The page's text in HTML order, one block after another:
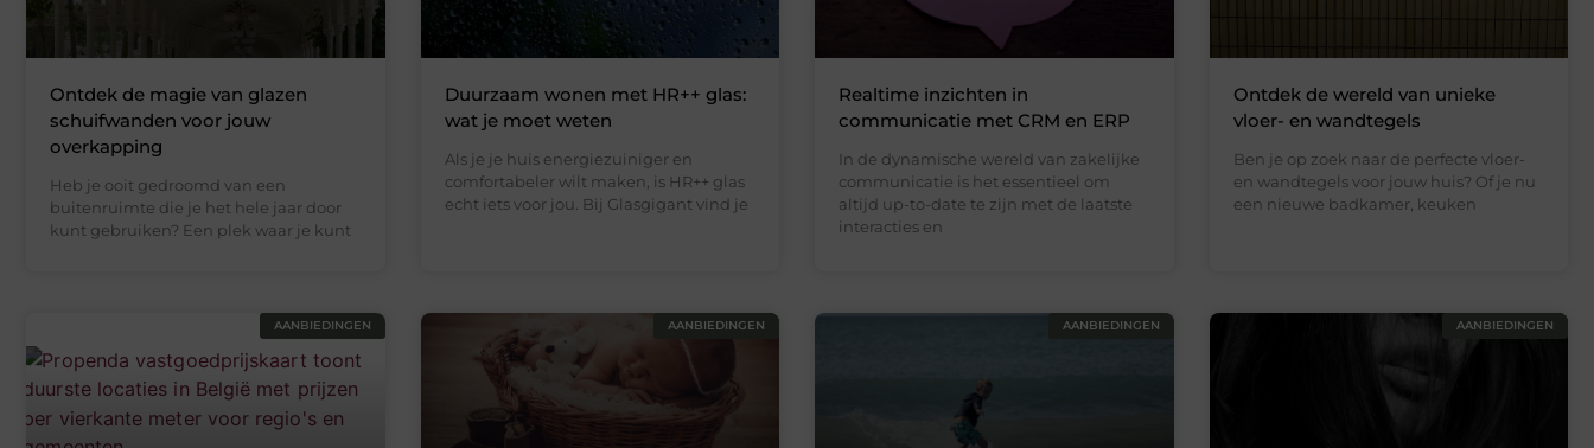
Ontdek de magie van glazen
schuifwanden voor jouw
overkapping
Heb je ooit gedroomd van een
buitenruimte die je het hele jaar door
kunt gebruiken? Een plek waar je kunt
Duurzaam wonen met HR++ glas:
wat je moet weten
Als je je huis energiezuiniger en
comfortabeler wilt maken, is HR++ glas
echt iets voor jou. Bij Glasgigant vind je
Realtime inzichten in
communicatie met CRM en ERP
In de dynamische wereld van zakelijke
communicatie is het essentieel om
altijd up-to-date te zijn met de laatste
interacties en
Ontdek de wereld van unieke
vloer- en wandtegels
Ben je op zoek naar de perfecte vloer-
en wandtegels voor jouw huis? Of je nu
een nieuwe badkamer, keuken
AANBIEDINGEN AANBIEDINGEN AANBIEDINGEN AANBIEDINGEN